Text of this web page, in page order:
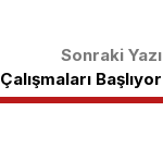
Sonraki Yazı
Başlıyor